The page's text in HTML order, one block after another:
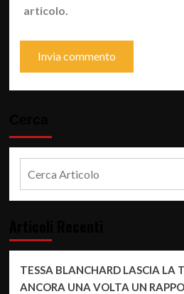
articolo.
TESSA BLANCHARD LASCIA LA
ANCORA UNA VOLTA UN